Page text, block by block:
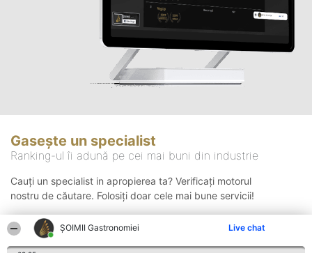
ȘOIMII Gastronomiei Live chat
Gasește un specialist
Ranking-ul îi adună pe cei mai buni din industrie
Cauți un specialist in apropierea ta? Verificați motorul
nostru de căutare. Folosiți doar cele mai bune servicii!